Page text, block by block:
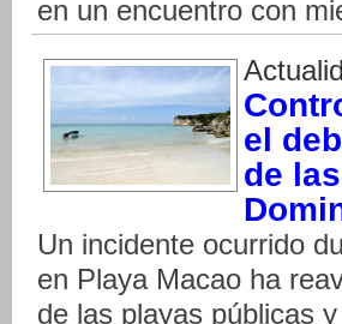
en un encuentro con
el
de
Un incidente ocurrido
en Playa Macao ha
de las playas públicas